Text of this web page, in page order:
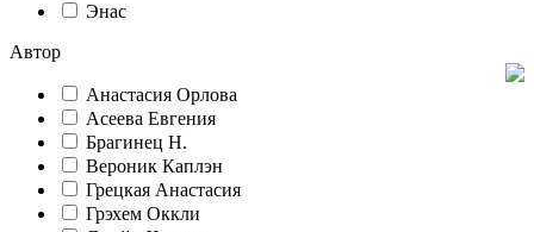
Энас
Автор
Анастасия Орлова
Асеева Евгения
Брагинец Н.
Вероник Каплэн
Грецкая Анастасия
Грэхем Оккли